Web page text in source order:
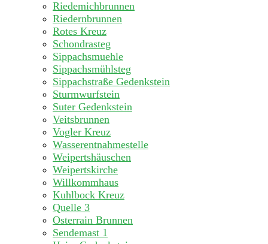
Riedemichbrunnen
Riedernbrunnen
Rotes Kreuz
Schondrasteg
Sippachsmuehle
Sippachsmühlsteg
Sippachstraße Gedenkstein
Sturmwurfstein
Suter Gedenkstein
Veitsbrunnen
Vogler Kreuz
Wasserentnahmestelle
Weipertshäuschen
Weipertskirche
Willkommhaus
Kuhlbock Kreuz
Quelle 3
Osterrain Brunnen
Sendemast 1